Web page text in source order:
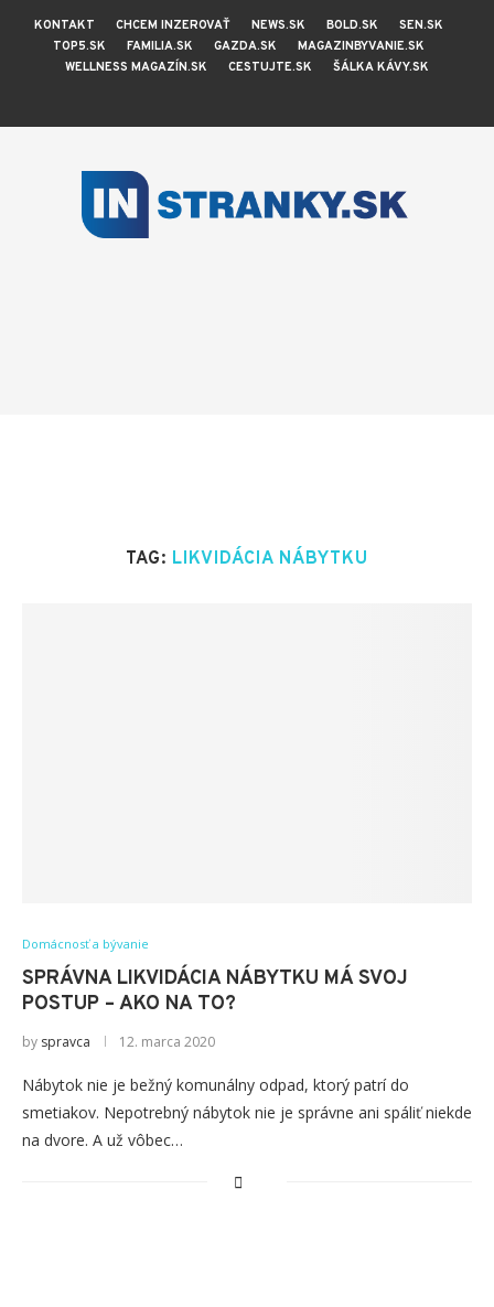
KONTAKT CHCEM INZEROVAŤ NEWS.SK BOLD.SK
SEN.SK
TOP5.SK
FAMILIA.SK GAZDA.SK
MAGAZINBYVANIE.SK
WELLNESS MAGAZÍN.SK
CESTUJTE.SK ŠÁLKA KÁVY.SK
TAG: LIKVIDÁCIA NÁBYTKU
Domácnosť a bývanie
SPRÁVNA LIKVIDÁCIA NÁBYTKU MÁ SVOJ
POSTUP – AKO NA TO?
by spravca 12. marca 2020
Nábytok nie je bežný komunálny odpad, ktorý patrí do
smetiakov. Nepotrebný nábytok nie je správne ani spáliť niekde
na dvore. A už vôbec…